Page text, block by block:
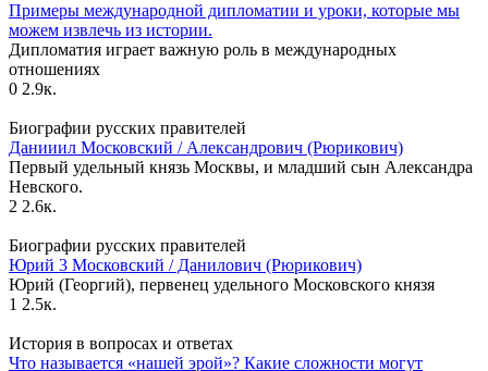
Примеры международной дипломатии и уроки, которые мы
можем извлечь из истории.
Дипломатия играет важную роль в международных
отношениях
0 2.9к.
Биографии русских правителей
Данииил Московский / Александрович (Рюрикович)
Первый удельный князь Москвы, и младший сын Александра
Невского.
2 2.6к.
Биографии русских правителей
Юрий 3 Московский / Данилович (Рюрикович)
Юрий (Георгий), первенец удельного Московского князя
1 2.5к.
История в вопросах и ответах
Что называется «нашей эрой»? Какие сложности могут